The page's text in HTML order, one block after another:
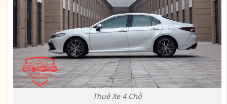
Thuê Xe 4 Chỗ